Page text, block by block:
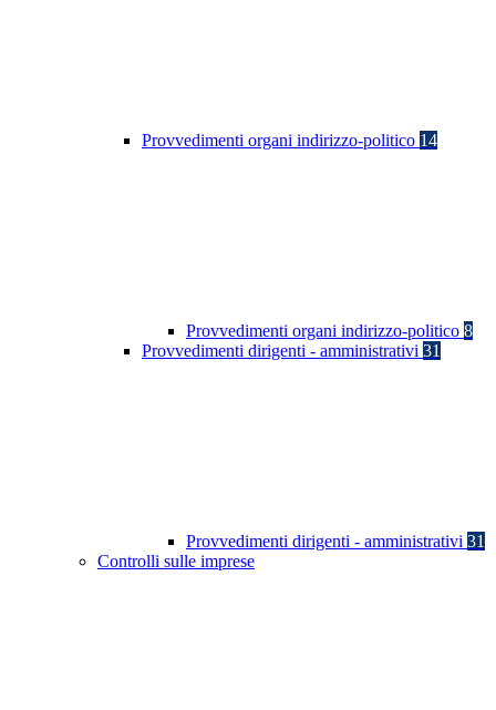
Provvedimenti organi indirizzo-politico 14
Provvedimenti organi indirizzo-politico 8
Provvedimenti dirigenti - amministrativi 31
Provvedimenti dirigenti - amministrativi 31
Controlli sulle imprese